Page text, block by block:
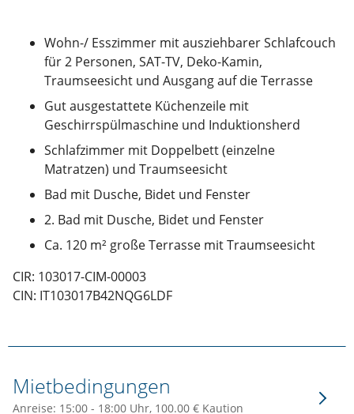
Wohn-/ Esszimmer mit ausziehbarer Schlafcouch
für 2 Personen, SAT-TV, Deko-Kamin,
Traumseesicht und Ausgang auf die Terrasse
Gut ausgestattete Küchenzeile mit
Geschirrspülmaschine und Induktionsherd
Schlafzimmer mit Doppelbett (einzelne
Matratzen) und Traumseesicht
Bad mit Dusche, Bidet und Fenster
2. Bad mit Dusche, Bidet und Fenster
Ca. 120 m² große Terrasse mit Traumseesicht
CIR: 103017-CIM-00003
CIN: IT103017B42NQG6LDF
Mietbedingungen
Anreise: 15:00 - 18:00 Uhr, 100.00 € Kaution